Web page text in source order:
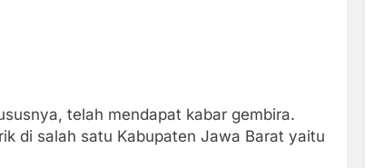
telah mendapat kabar gembira.
di salah satu Kabupaten Jawa Barat yaitu